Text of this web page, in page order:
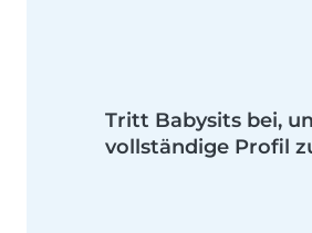
Tritt Babysits bei,
vollständige Profil